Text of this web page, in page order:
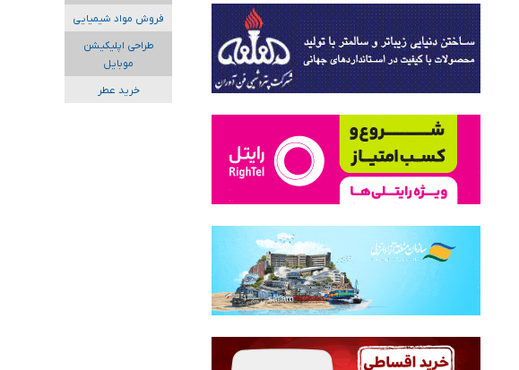
فروش مواد شیمیایی
طراحی اپلیکیشن
موبایل
خرید عطر